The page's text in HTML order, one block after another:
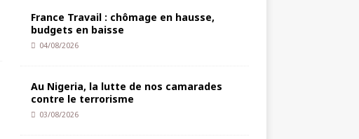
France Travail : chômage en hausse,
budgets en baisse
04/08/2026
Au Nigeria, la lutte de nos camarades
contre le terrorisme
03/08/2026